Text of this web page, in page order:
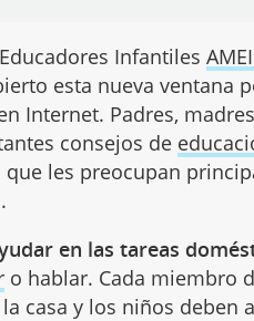
Infantiles
esta nueva ventana
Internet. Padres,
consejos de
que les preocupan
en las tareas
o hablar. Cada miembro
casa y los niños deben